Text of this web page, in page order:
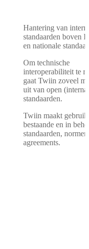
Hantering van
standaarden boven
en nationale
Om technische
interoperabiliteit te
gaat Twiin zoveel
uit van open
standaarden.
Twiin maakt
bestaande en in
standaarden,
agreements.